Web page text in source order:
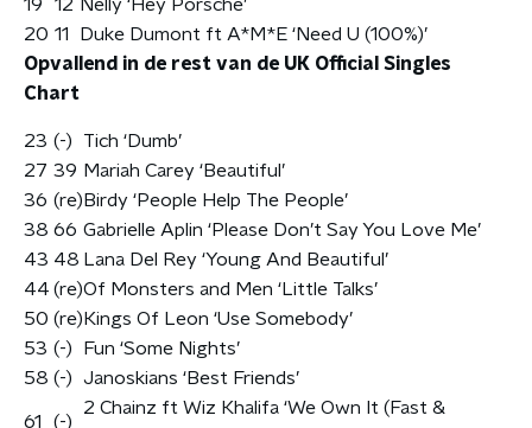
19
12 Nelly ‘Hey Porsche’
20 11
Duke Dumont ft A*M*E ‘Need U (100%)’
Opvallend in de rest van de UK Official Singles
Chart
23 (-)
Tich ‘Dumb’
27 39 Mariah Carey ‘Beautiful’
36 (re) Birdy ‘People Help The People’
38 66 Gabrielle Aplin ‘Please Don’t Say You Love Me’
43 48 Lana Del Rey ‘Young And Beautiful’
44 (re)Of Monsters and Men ‘Little Talks’
50 (re) Kings Of Leon ‘Use Somebody’
53 (-)
Fun ‘Some Nights’
58 (-) Janoskians ‘Best Friends’
61 (-)
2 Chainz ft Wiz Khalifa ‘We Own It (Fast &